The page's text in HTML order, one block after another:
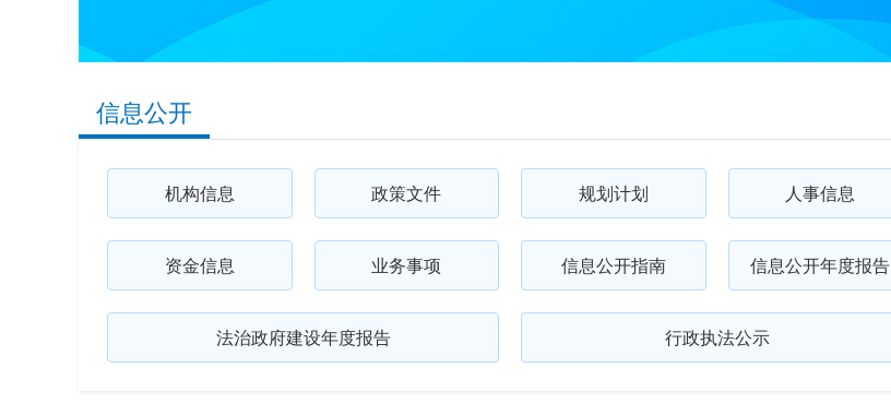
信息公开
机构信息 政策文件 规划计划 人事信息
资金信息 业务事项 信息公开指南 信息公开年度报告
法治政府建设年度报告 行政执法公示